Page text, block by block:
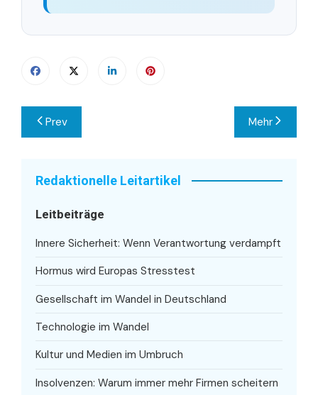
Beitragsnavigation
Prev Mehr
Redaktionelle Leitartikel
Leitbeiträge
Innere Sicherheit: Wenn Verantwortung verdampft
Hormus wird Europas Stresstest
Gesellschaft im Wandel in Deutschland
Technologie im Wandel
Kultur und Medien im Umbruch
Insolvenzen: Warum immer mehr Firmen scheitern